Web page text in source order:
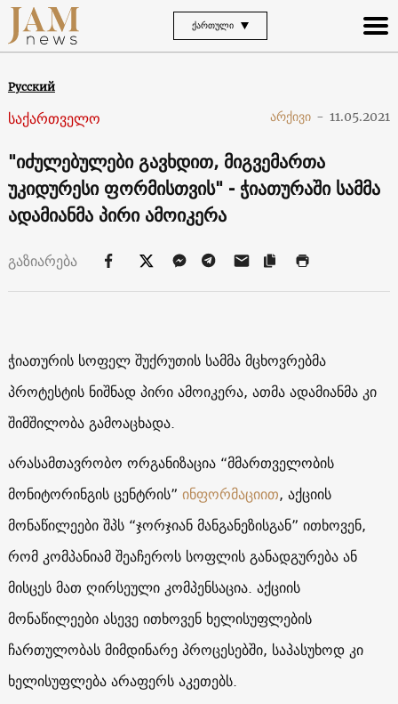
ᲥᲐᲠᲗᲣᲚᲘ
Русский
საქართველო არქივი - 11.05.2021
"იძულებულები გავხდით, მიგვემართა
უკიდურესი ფორმისთვის" - ჭიათურაში სამმა
ადამიანმა პირი ამოიკერა
გაზიარება
ჭიათურის სოფელ შუქრუთის სამმა მცხოვრებმა
პროტესტის ნიშნად პირი ამოიკერა, ათმა ადამიანმა კი
შიმშილობა გამოაცხადა.
არასამთავრობო ორგანიზაცია “მმართველობის
მონიტორინგის ცენტრის” ინფორმაციით, აქციის
მონაწილეები შპს “ჯორჯიან მანგანეზისგან” ითხოვენ,
რომ კომპანიამ შეაჩეროს სოფლის განადგურება ან
მისცეს მათ ღირსეული კომპენსაცია. აქციის
მონაწილეები ასევე ითხოვენ ხელისუფლების
ჩართულობას მიმდინარე პროცესებში, საპასუხოდ კი
ხელისუფლება არაფერს აკეთებს.